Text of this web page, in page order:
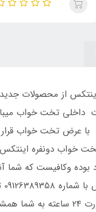
داخلی تخت خواب
عرض تخت خواب قرار
خواب دونفره اینتکس